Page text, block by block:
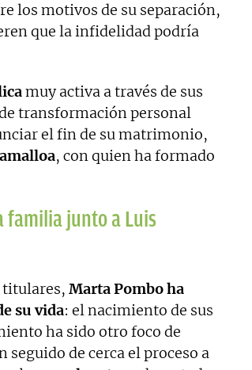
los motivos de su separación,
que la infidelidad podría
muy activa a través de sus
transformación personal
el fin de su matrimonio,
, con quien ha formado
familia junto a Luis
titulares, Marta Pombo ha
su vida: el nacimiento de sus
ha sido otro foco de
seguido de cerca el proceso a